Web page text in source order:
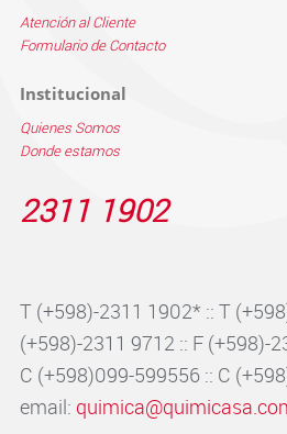
Atención al Cliente
Formulario de Contacto
Institucional
Quienes Somos
Donde estamos
2311 1902
T (+598)-2311 1902* :: T
(+598)-2311 9712 :: F (+598)-
C (+598)099-599556 :: C
email: